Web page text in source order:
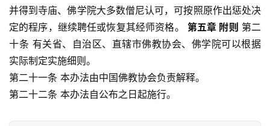
并得到寺庙、佛学院大多数僧尼认可，可按照原作出惩处决
定的程序，继续聘任或恢复其经师资格。 第五章 附则 第二
十条 有关省、自治区、直辖市佛教协会、佛学院可以根据
实际制定实施细则。
第二十一条 本办法由中国佛教协会负责解释。
第二十二条 本办法自公布之日起施行。